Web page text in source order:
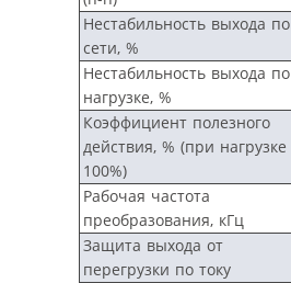
Нестабильность выхода по
сети, %
Нестабильность выхода по
нагрузке, %
Коэффициент полезного
действия, % (при нагрузке
100%)
Рабочая частота
преобразования, кГц
Защита выхода от
перегрузки по току